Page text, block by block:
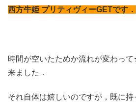
西方牛姫 プリティヴィーGETです．
時間が空いたためか流れが変わっ
来ました．
それ自体は嬉しいのですが，既に